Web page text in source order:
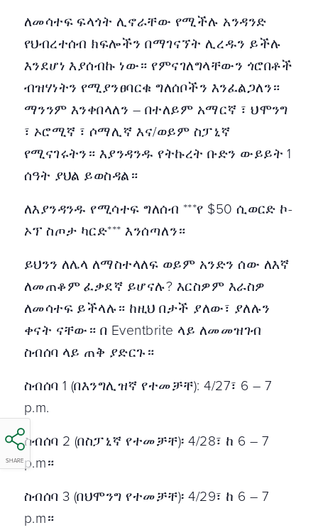
SHARE
ለመሳተፍ ፍላጎት ሊኖራቸው የሚችሉ አንዳንድ
የህብረተሰብ ክፍሎችን በማገናኘት ሊረዱን ይችሉ
እንደሆነ እያሰብኩ ነው። የምናገለግላቸውን ጎሮበቶች
ብዝሃነትን የሚያንፀባርቁ ግለሰቦችን እንፈልጋለን።
ማንንም እንቀበላለን – በተለይም አማርኛ ፣ ህሞንግ
፣ ኦሮሚኛ ፣ ሶማሊኛ እና/ወይም ስፓኒኛ
የሚናገሩትን። እያንዳንዱ የትኩረት ቡድን ውይይት 1
ሰዓት ያህል ይወስዳል።
ለእያንዳንዱ የሚሳተፍ ግለሰብ ***የ $50 ሲወርድ ኮ-
ኦፕ ስጦታ ካርድ*** እንሰጣለን።
ይህንን ለሌላ ለማስተላለፍ ወይም አንድን ሰው ለእኛ
ለመጠቆም ፈቃደኛ ይሆናሉ? እርስዎም እራስዎ
ለመሳተፍ ይችላሉ። ከዚህ በታች ያለው፣ ያለሉን
ቀናት ናቸው። በ Eventbrite ላይ ለመመዝገብ
ስብሰባ ላይ ጠቅ ያድርጉ።
ስብሰባ 1 (በእንግሊዝኛ የተመቻቸ): 4/27፣ 6 – 7
p.m.
ስብሰባ 2 (በስፓኒኛ የተመቻቸ)፡ 4/28፣ ከ 6 – 7
p.m።
ስብሰባ 3 (በህሞንግ የተመቻቸ)፡ 4/29፣ ከ 6 – 7
p.m።